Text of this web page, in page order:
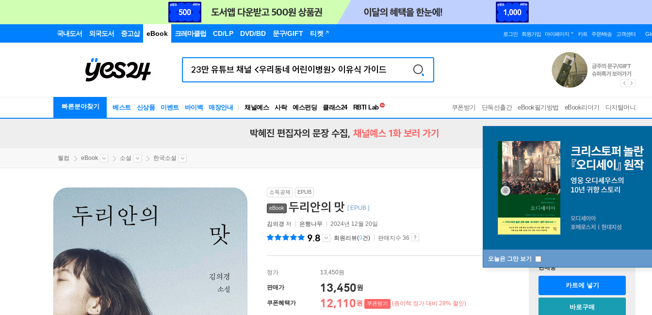
국내도서 외국도서 중고샵 eBook 크레마클럽 CD/LP DVD/BD 문구/GIFT 티켓 로그인 회원가입 마이페이지 카트 주문/배송 고객센터
빠른분야찾기 베스트 신상품 이벤트 바이백 매장안내 채널예스 사락 예스펀딩 클래스24
독서유형검사
쿠폰받기 단독선출간 eBook필기방법 eBook리더기 디지털머니
오늘은 그만 보기
박혜진 편집자의 문장 수집, 채널예스 1화 보러 가기
웰컴 eBook 소설 한국소설
소득공제 EPUB
eBook 두리안의 맛 [ EPUB ]
김의경 저 은행나무 2024년 12월 20일
9.8 회원리뷰(9건) 판매지수 36
정가 13,450원
판매가 13,450원
쿠폰혜택가 12,110원 쿠폰받기 (종이책 정가 대비 28% 할인)
판매중
카트에 넣기
바로구매